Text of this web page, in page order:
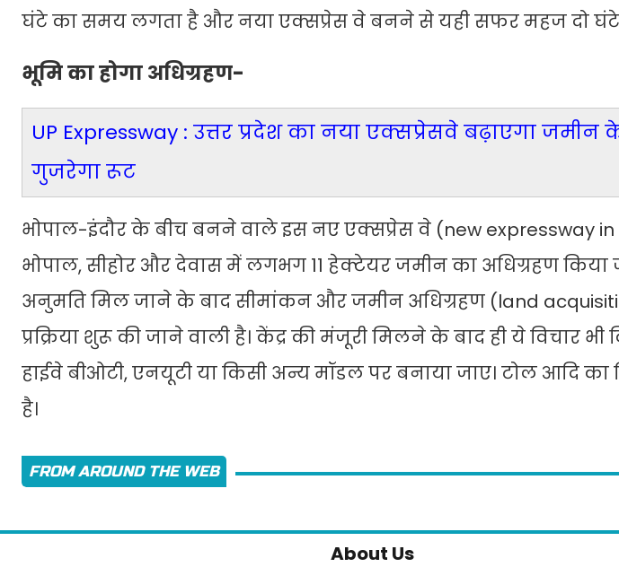
घंटे का समय लगता है और नया एक्सप्रेस वे बनने से यही सफर महज दो घंटे
भूमि का होगा अधिग्रहण-
UP Expressway : उत्तर प्रदेश का नया एक्सप्रेसवे बढ़ाएगा जमीन
गुजरेगा रूट
भोपाल-इंदौर के बीच बनने वाले इस नए एक्सप्रेस वे (new expressway
भोपाल, सीहोर और देवास में लगभग 11 हेक्टेयर जमीन का अधिग्रहण किया
अनुमति मिल जाने के बाद सीमांकन और जमीन अधिग्रहण (land
प्रक्रिया शुरू की जाने वाली है। केंद्र की मंजूरी मिलने के बाद ही ये विचार
हाईवे बीओटी, एनयूटी या किसी अन्य मॉडल पर बनाया जाए। टोल आदि का
है।
FROM AROUND THE WEB
About Us